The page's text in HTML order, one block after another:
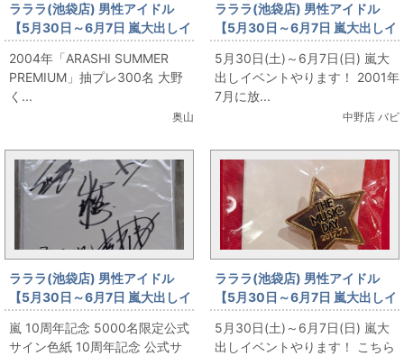
ラララ(池袋店) 男性アイドル
【5月30日～6月7日 嵐大出しイ
ベント】嵐 5th Anniversary T-
shirt
2004年「ARASHI SUMMER
PREMIUM」抽プレ300名 大野
く...
奥山
ラララ(池袋店) 男性アイドル
【5月30日～6月7日 嵐大出しイ
ベント】松本潤 金田一少年の事
件簿 図書カード
5月30日(土)～6月7日(日) 嵐大
出しイベントやります！ 2001年
7月に放...
中野店 バビ
ラララ(池袋店) 男性アイドル
【5月30日～6月7日 嵐大出しイ
ベント】緊急!!10周年記念 公式
サイン色紙お出しします！！
嵐 10周年記念 5000名限定公式
サイン色紙 10周年記念 公式サ
ラララ(池袋店) 男性アイドル
【5月30日～6月7日 嵐大出しイ
ベント】THE MUSIC DAY 限定
バッジ
5月30日(土)～6月7日(日) 嵐大
出しイベントやります！ こちら